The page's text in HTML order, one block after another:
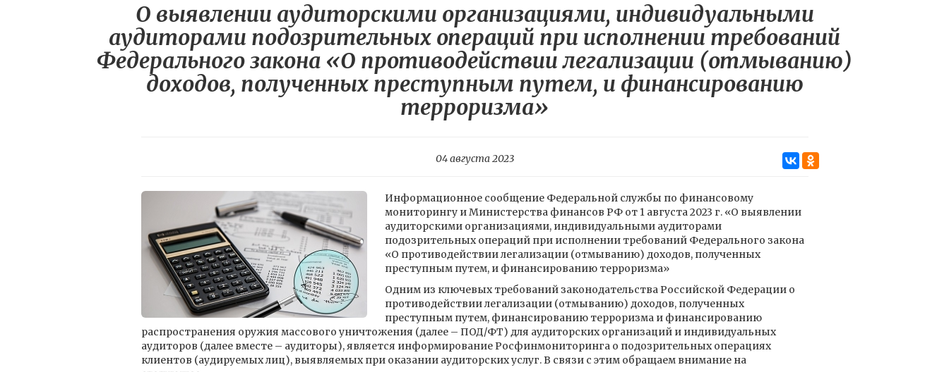
О выявлении аудиторскими организациями, индивидуальными
аудиторами подозрительных операций при исполнении требований
Федерального закона «О противодействии легализации (отмыванию)
доходов, полученных преступным путем, и финансированию
терроризма»
04 августа 2023
Информационное сообщение Федеральной службы по финансовому
мониторингу и Министерства финансов РФ от 1 августа 2023 г. «О выявлении
аудиторскими организациями, индивидуальными аудиторами
подозрительных операций при исполнении требований Федерального закона
«О противодействии легализации (отмыванию) доходов, полученных
преступным путем, и финансированию терроризма»
Одним из ключевых требований законодательства Российской Федерации о
противодействии легализации (отмыванию) доходов, полученных
преступным путем, финансированию терроризма и финансированию
распространения оружия массового уничтожения (далее – ПОД/ФТ) для аудиторских организаций и индивидуальных
аудиторов (далее вместе – аудиторы), является информирование Росфинмониторинга о подозрительных операциях
клиентов (аудируемых лиц), выявляемых при оказании аудиторских услуг. В связи с этим обращаем внимание на